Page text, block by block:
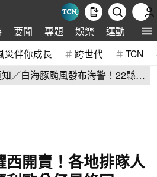
要聞 專題 娛樂 運動 全球
災伴你成長 跨世代 TCN
／白海豚颱風發布海警！22縣市
西開賣！各地排隊人